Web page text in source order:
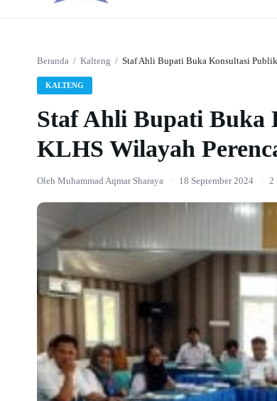
Beranda / Kalteng / Staf Ahli Bupati Buka Konsultasi
KALTENG
Staf Ahli Bupati Buka
KLHS Wilayah
Oleh Muhammad Aqmar Sharaya · 18 September 2024 · 2